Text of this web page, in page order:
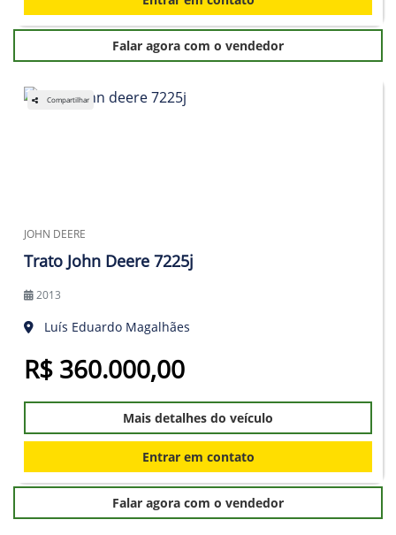
Falar agora com o vendedor
Compartilhar
JOHN DEERE
Trato John Deere 7225j
2013
Luís Eduardo Magalhães
R$ 360.000,00
Mais detalhes do veículo
Entrar em contato
Falar agora com o vendedor